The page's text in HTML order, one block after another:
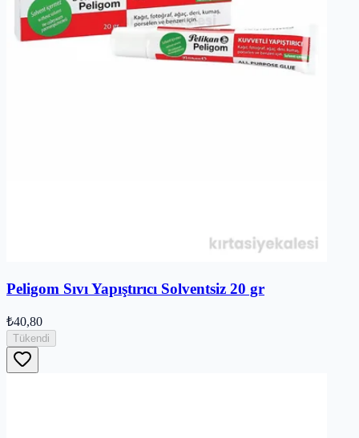
Peligom Sıvı Yapıştırıcı Solventsiz 20 gr
₺40,80
Tükendi